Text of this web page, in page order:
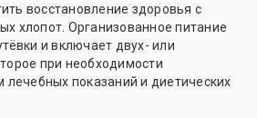
восстановление здоровья с
хлопот. Организованное питание
и включает двух- или
при необходимости
лечебных показаний и диетических